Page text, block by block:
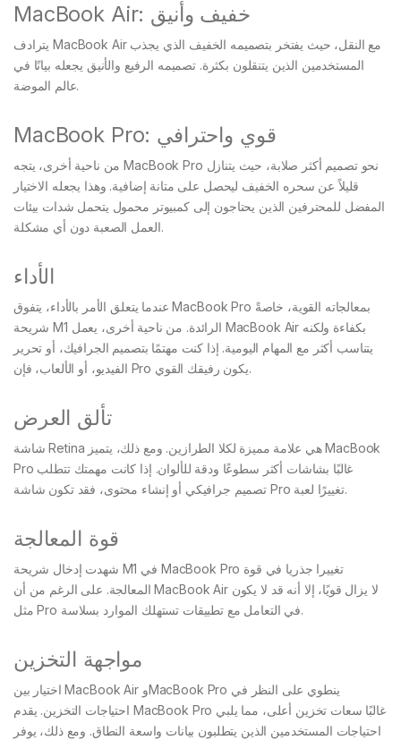
MacBook Air: خفيف وأنيق
يترادف MacBook Air مع النقل، حيث يفتخر بتصميمه الخفيف الذي يجذب
المستخدمين الذين يتنقلون بكثرة. تصميمه الرفيع والأنيق يجعله بيانًا في
عالم الموضة.
MacBook Pro: قوي واحترافي
من ناحية أخرى، يتجه MacBook Pro نحو تصميم أكثر صلابة، حيث يتنازل
قليلاً عن سحره الخفيف ليحصل على متانة إضافية. وهذا يجعله الاختيار
المفضل للمحترفين الذين يحتاجون إلى كمبيوتر محمول يتحمل شدات بيئات
العمل الصعبة دون أي مشكلة.
الأداء
عندما يتعلق الأمر بالأداء، يتفوق MacBook Pro بمعالجاته القوية، خاصةً
شريحة M1 الرائدة. من ناحية أخرى، يعمل MacBook Air بكفاءة ولكنه
يتناسب أكثر مع المهام اليومية. إذا كنت مهتمًا بتصميم الجرافيك، أو تحرير
الفيديو، أو الألعاب، فإن Pro يكون رفيقك القوي.
تألق العرض
شاشة Retina هي علامة مميزة لكلا الطرازين. ومع ذلك، يتميز MacBook
Pro غالبًا بشاشات أكثر سطوعًا ودقة للألوان. إذا كانت مهمتك تتطلب
تصميم جرافيكي أو إنشاء محتوى، فقد تكون شاشة Pro تغييرًا لعبة.
قوة المعالجة
شهدت إدخال شريحة M1 في MacBook Pro تغييرا جذريا في قوة
المعالجة. على الرغم من أن MacBook Air لا يزال قويًا، إلا أنه قد لا يكون
مثل Pro في التعامل مع تطبيقات تستهلك الموارد بسلاسة.
مواجهة التخزين
اختيار بين MacBook Air وMacBook Pro ينطوي على النظر في
احتياجات التخزين. يقدم MacBook Pro غالبًا سعات تخزين أعلى، مما يلبي
احتياجات المستخدمين الذين يتطلبون بيانات واسعة النطاق. ومع ذلك، يوفر